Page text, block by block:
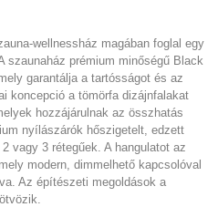
wellnessház magában foglal egy
szaunaház prémium minőségű Black
garantálja a tartósságot és az
koncepció a tömörfa dizájnfalakat
hozzájárulnak az összhatás
nyílászárók hőszigetelt, edzett
vagy 3 rétegűek. A hangulatot az
modern, dimmelhető kapcsolóval
Az építészeti megoldások a